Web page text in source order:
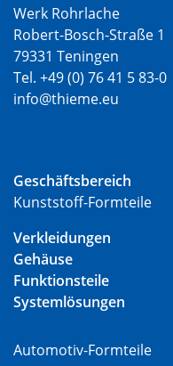
Werk Rohrlache
Robert-Bosch-Straße 1
79331 Teningen
Tel. +49 (0) 76 41 5 83-0
info@thieme.eu
Geschäftsbereich
Kunststoff-Formteile
Verkleidungen
Gehäuse
Funktionsteile
Systemlösungen
Automotiv-Formteile